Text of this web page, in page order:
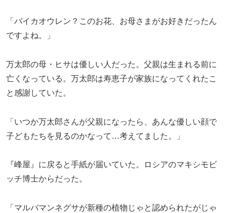
「バイカオウレン？このお花、お母さまがお好きだったん
ですよね。」
万太郎の母・ヒサは優しい人だった。父親は生まれる前に
亡くなっている。万太郎は寿恵子が家族になってくれたこ
と感謝していた。
「いつか万太郎さんが父親になったら、あんな優しい顔で
子どもたちを見るのかなって…考えてました。」
『峰屋』に戻ると手紙が届いていた。ロシアのマキシモビ
ッチ博士からだった。
「マルバマンネグサが新種の植物じゃと認められたがじゃ